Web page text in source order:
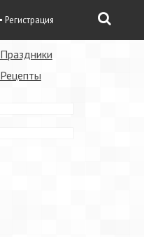
Регистрация
Праздники
Рецепты